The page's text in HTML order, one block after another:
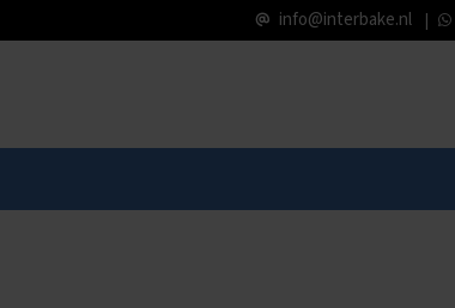
info@interbake.nl